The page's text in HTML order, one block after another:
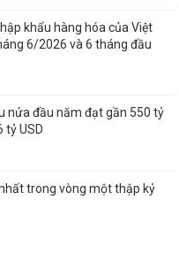
khẩu hàng hóa của Việt
6/2026 và 6 tháng đầu
nửa đầu năm đạt gần 550 tỷ
tỷ USD
trong vòng một thập kỷ